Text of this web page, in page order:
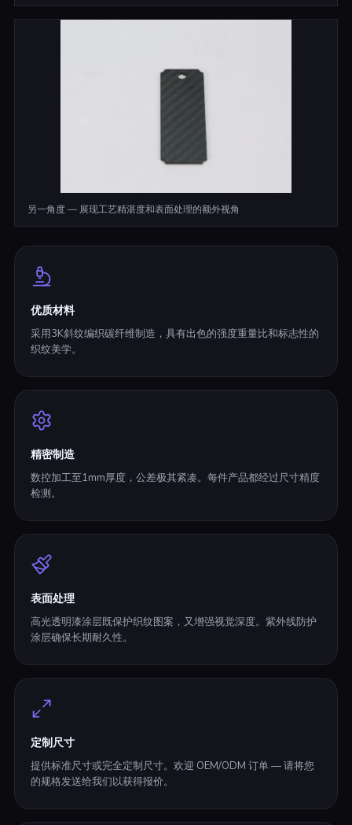
另一角度 — 展现工艺精湛度和表面处理的额外视角
优质材料
采用3K斜纹编织碳纤维制造，具有出色的强度重量比和标志性的
织纹美学。
精密制造
数控加工至1mm厚度，公差极其紧凑。每件产品都经过尺寸精度
检测。
表面处理
高光透明漆涂层既保护织纹图案，又增强视觉深度。紫外线防护
涂层确保长期耐久性。
定制尺寸
提供标准尺寸或完全定制尺寸。欢迎 OEM/ODM 订单 — 请将您
的规格发送给我们以获得报价。